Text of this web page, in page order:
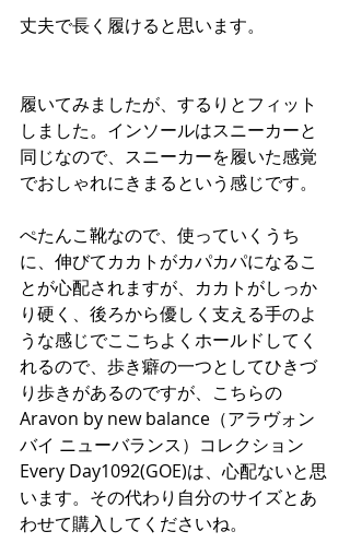
丈夫で長く履けると思います。
履いてみましたが、するりとフィット
しました。インソールはスニーカーと
同じなので、スニーカーを履いた感覚
でおしゃれにきまるという感じです。
ぺたんこ靴なので、使っていくうち
に、伸びてカカトがカパカパになるこ
とが心配されますが、カカトがしっか
り硬く、後ろから優しく支える手のよ
うな感じでここちよくホールドしてく
れるので、歩き癖の一つとしてひきづ
り歩きがあるのですが、こちらの
Aravon by new balance（アラヴォン
バイ ニューバランス）コレクション
Every Day1092(GOE)は、心配ないと思
います。その代わり自分のサイズとあ
わせて購入してくださいね。